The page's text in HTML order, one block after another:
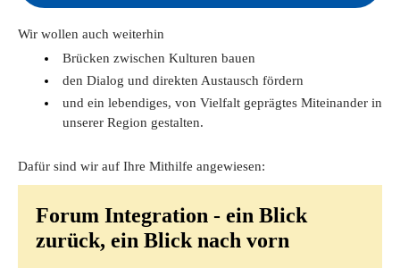
Wir wollen auch weiterhin
Brücken zwischen Kulturen bauen
den Dialog und direkten Austausch fördern
und ein lebendiges, von Vielfalt geprägtes Miteinander in
unserer Region gestalten.
Dafür sind wir auf Ihre Mithilfe angewiesen:
Forum Integration - ein Blick
zurück, ein Blick nach vorn